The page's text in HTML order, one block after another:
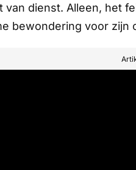
van dienst. Alleen, het
bewondering voor zijn